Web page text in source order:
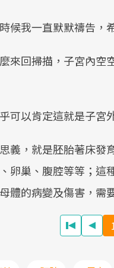
候我一直默默禱告，
來回掃描，子宮內
可以肯定這就是子宮
義，就是胚胎著床
卵巢、腹腔等等；這
體的病變及傷害，需